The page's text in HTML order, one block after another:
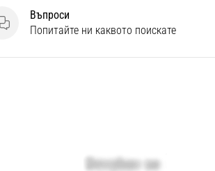
Въпроси
Въпроси
Попитайте ни каквото поискате